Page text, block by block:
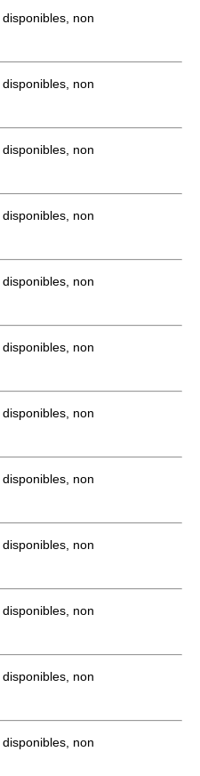
non commandable
non commandable
non commandable
non commandable
non commandable
non commandable
non commandable
non commandable
non commandable
non commandable
non commandable
non commandable